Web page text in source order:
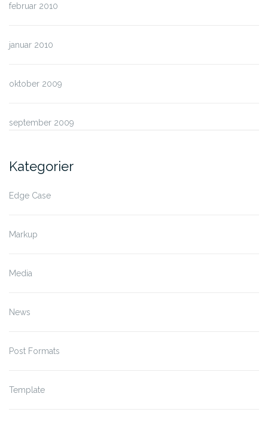
februar 2010
januar 2010
oktober 2009
september 2009
Kategorier
Edge Case
Markup
Media
News
Post Formats
Template